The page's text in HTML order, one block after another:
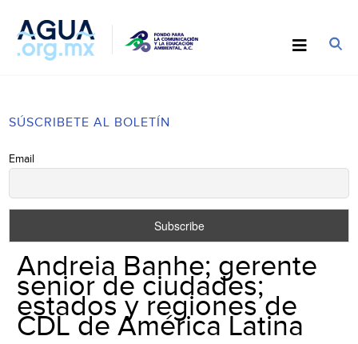
SÚSCRIBETE AL BOLETÍN
Email
Andreia Banhe; gerente
senior de ciudades;
estados y regiones de
CDL de América Latina